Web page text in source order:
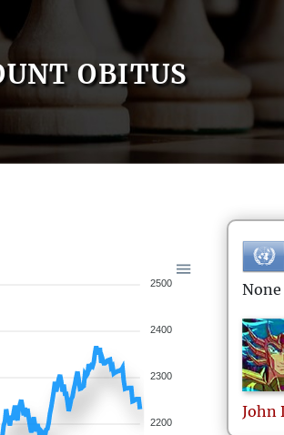
OBITUS
2500
2400
2300
2200
None
John